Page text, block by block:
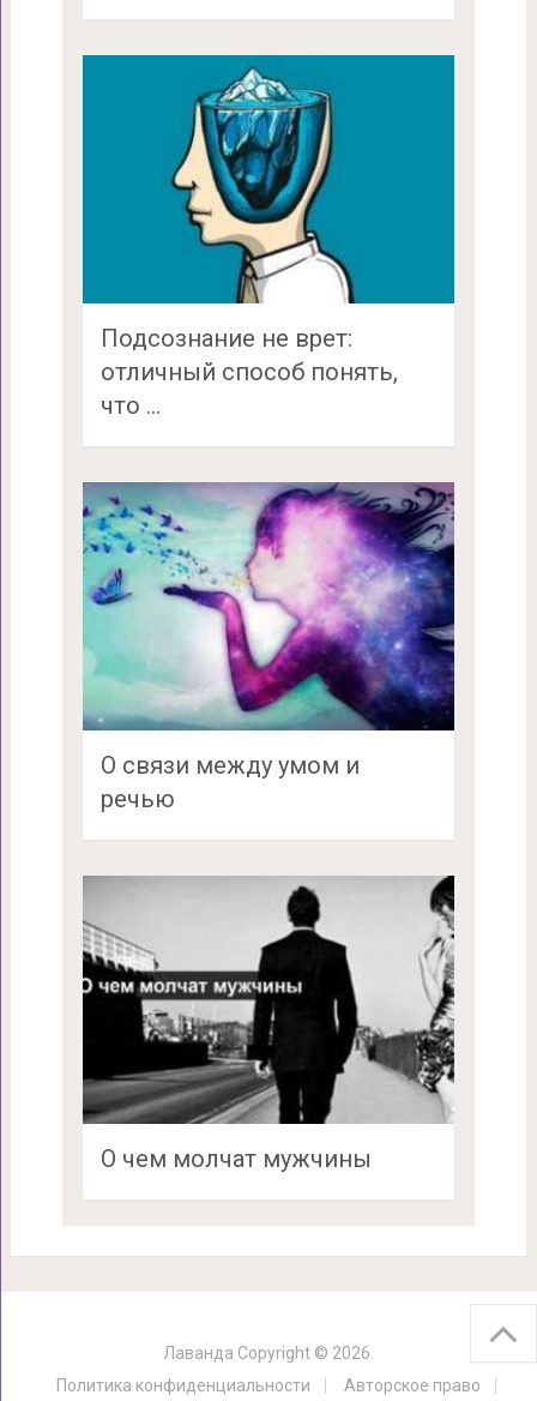
Подсознание не врет:
отличный способ понять,
что …
О связи между умом и
речью
О чем молчат мужчины
Лаванда Copyright © 2026.
Политика конфиденциальности
Авторское право